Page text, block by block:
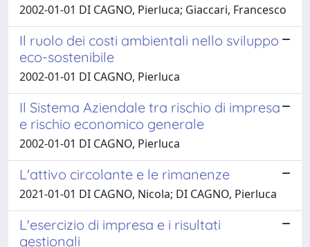
2002-01-01 DI CAGNO, Pierluca; Giaccari, Francesco
Il ruolo dei costi ambientali nello sviluppo
eco-sostenibile
2002-01-01 DI CAGNO, Pierluca
Il Sistema Aziendale tra rischio di impresa
e rischio economico generale
2002-01-01 DI CAGNO, Pierluca
L'attivo circolante e le rimanenze
2021-01-01 DI CAGNO, Nicola; DI CAGNO, Pierluca
L'esercizio di impresa e i risultati
gestionali